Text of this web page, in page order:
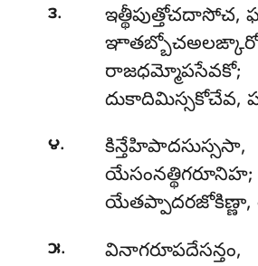
౩. ఇత్థీపుత్తోచదాసోచ,
రాజధమ్మోపసేవకో;
దుకాదిమిస్సకోచేవ,
౪. కిన్తేహిపాదసుస్ససా,
యేసంనత్థిగరూనిహ;
యేతప్పాదరజోకిణ్ణా,
౫.
వినాగరూపదేసన్తం,